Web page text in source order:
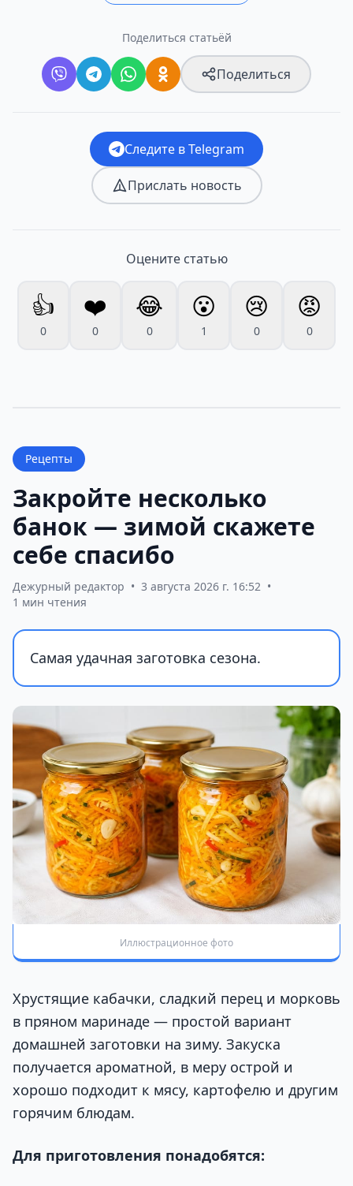
Поделиться статьёй
Поделиться
Следите в Telegram
Прислать новость
Оцените статью
👍
0
❤️
0
😂
0
😮
1
😢
0
😡
0
Рецепты
Закройте несколько
банок — зимой скажете
себе спасибо
Дежурный редактор • 3 августа 2026 г. 16:52 •
1 мин чтения
Самая удачная заготовка сезона.
Иллюстрационное фото
Хрустящие кабачки, сладкий перец и морковь
в пряном маринаде — простой вариант
домашней заготовки на зиму. Закуска
получается ароматной, в меру острой и
хорошо подходит к мясу, картофелю и другим
горячим блюдам.
Для приготовления понадобятся: